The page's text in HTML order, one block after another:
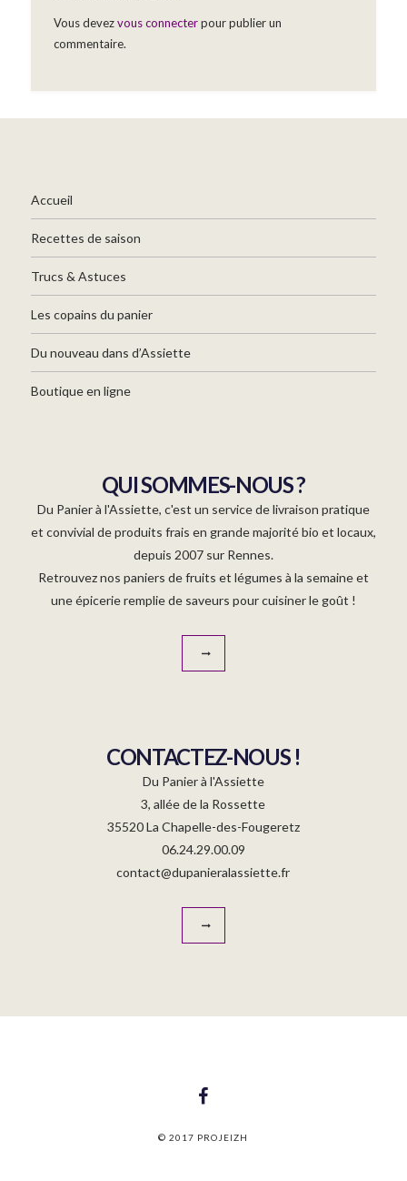
Vous devezvous connecterpour publier un
commentaire.
Accueil
Recettes de saison
Trucs & Astuces
Les copains du panier
Du nouveau dans d’Assiette
Boutique en ligne
QUI SOMMES-NOUS ?
Du Panier à l'Assiette, c'est un service de livraison pratique
et convivial de produits frais en grande majorité bio et locaux,
depuis 2007 sur Rennes.
Retrouvez nos paniers de fruits et légumes à la semaine et
une épicerie remplie de saveurs pour cuisiner le goût !
CONTACTEZ-NOUS !
Du Panier à l'Assiette
3, allée de la Rossette
35520 La Chapelle-des-Fougeretz
06.24.29.00.09
contact@dupanieralassiette.fr
© 2017 PROJEIZH